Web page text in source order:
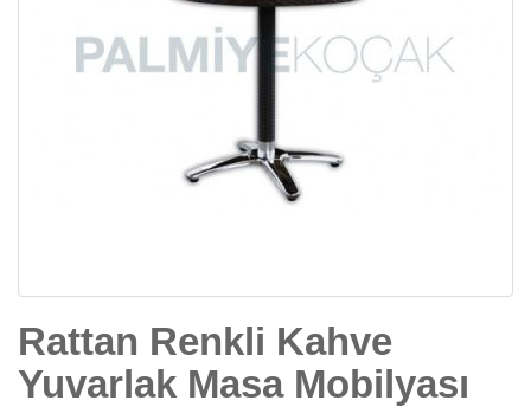
Rattan Renkli Kahve
Yuvarlak Masa Mobilyası